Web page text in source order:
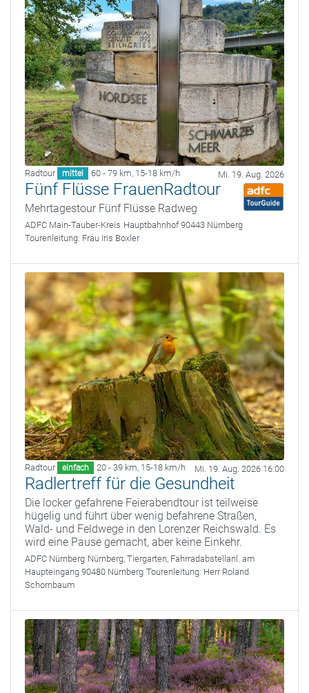
Radtour mittel 60 - 79 km, 15-18 km/h Mi. 19. Aug. 2026
Fünf Flüsse FrauenRadtour
Mehrtagestour Fünf Flüsse Radweg
ADFC Main-Tauber-Kreis Hauptbahnhof 90443 Nürnberg
Tourenleitung: Frau Iris Boxler
Radtour einfach 20 - 39 km, 15-18 km/h Mi. 19. Aug. 2026 16:00
Radlertreff für die Gesundheit
Die locker gefahrene Feierabendtour ist teilweise
hügelig und führt über wenig befahrene Straßen,
Wald- und Feldwege in den Lorenzer Reichswald. Es
wird eine Pause gemacht, aber keine Einkehr.
ADFC Nürnberg Nürnberg, Tiergarten, Fahrradabstellanl. am
Haupteingang 90480 Nürnberg Tourenleitung: Herr Roland
Schornbaum